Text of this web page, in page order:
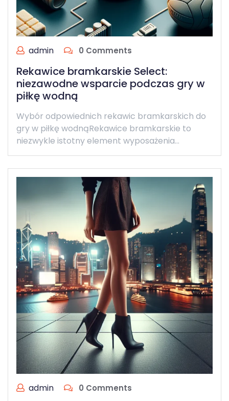
admin 0 Comments
Rekawice bramkarskie Select:
niezawodne wsparcie podczas gry w
piłkę wodną
Wybór odpowiednich rekawic bramkarskich do
gry w piłkę wodnąRekawice bramkarskie to
niezwykle istotny element wyposażenia…
admin 0 Comments